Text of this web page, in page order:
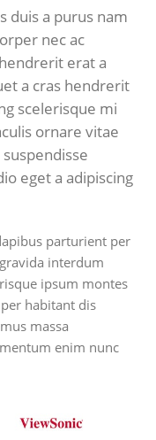
duis a purus nam
nec ac
erat a
a cras hendrerit
scelerisque mi
ornare vitae
eget a adipiscing
parturient per
interdum
ipsum montes
habitant dis
massa
enim nunc